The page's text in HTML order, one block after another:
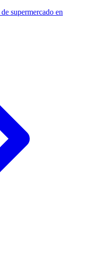
supermercado en